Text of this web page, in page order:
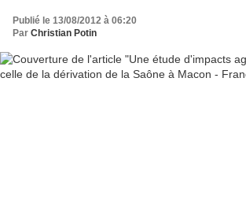
Publié le 13/08/2012 à 06:20
Par Christian Potin